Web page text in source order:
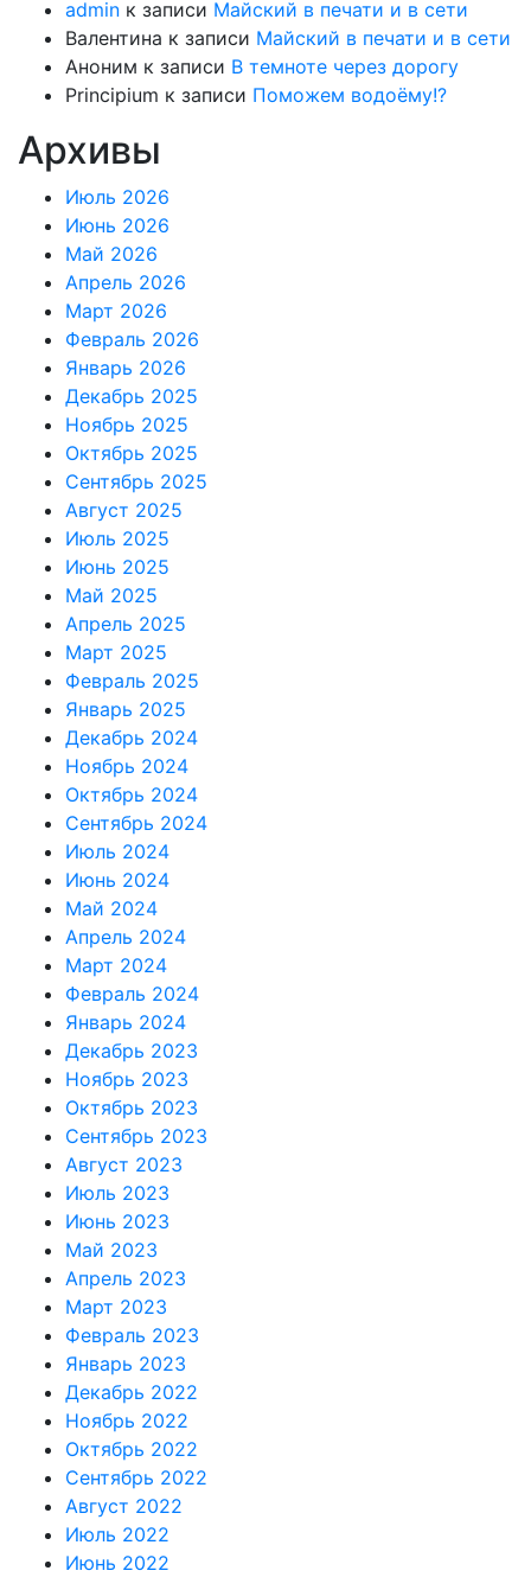
admin к записи Майский в печати и в сети
Валентина к записи Майский в печати и в сети
Аноним к записи В темноте через дорогу
Principium к записи Поможем водоёму!?
Архивы
Июль 2026
Июнь 2026
Май 2026
Апрель 2026
Март 2026
Февраль 2026
Январь 2026
Декабрь 2025
Ноябрь 2025
Октябрь 2025
Сентябрь 2025
Август 2025
Июль 2025
Июнь 2025
Май 2025
Апрель 2025
Март 2025
Февраль 2025
Январь 2025
Декабрь 2024
Ноябрь 2024
Октябрь 2024
Сентябрь 2024
Июль 2024
Июнь 2024
Май 2024
Апрель 2024
Март 2024
Февраль 2024
Январь 2024
Декабрь 2023
Ноябрь 2023
Октябрь 2023
Сентябрь 2023
Август 2023
Июль 2023
Июнь 2023
Май 2023
Апрель 2023
Март 2023
Февраль 2023
Январь 2023
Декабрь 2022
Ноябрь 2022
Октябрь 2022
Сентябрь 2022
Август 2022
Июль 2022
Июнь 2022